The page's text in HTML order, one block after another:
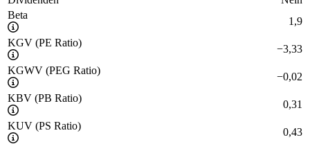
Beta
1,9
KGV (PE Ratio)
−3,33
KGWV (PEG Ratio)
−0,02
KBV (PB Ratio)
0,31
KUV (PS Ratio)
0,43